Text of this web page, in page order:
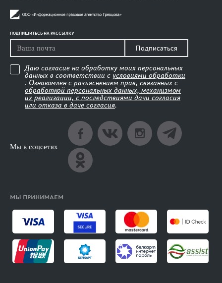
ПОДПИШИТЕСЬ НА РАССЫЛКУ
Подписаться
Даю согласие на обработку моих персональных
данных в соответствии с условиями обработки
. Ознакомлен с разъяснением прав, связанных с
обработкой персональных данных, механизмом
их реализации, с последствиями дачи согласия
или отказа в даче согласия.
Мы в соцсетях
МЫ ПРИНИМАЕМ